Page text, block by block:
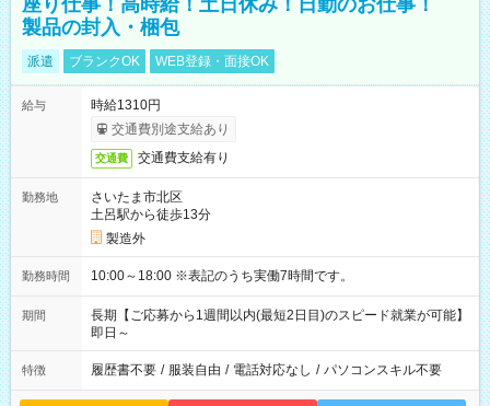
座り仕事！高時給！土日休み！日勤のお仕事！
製品の封入・梱包
派遣 ブランクOK WEB登録・面接OK
給与
時給1310円
交通費別途支給あり
交通費 交通費支給有り
勤務地
さいたま市北区
土呂駅から徒歩13分
製造外
勤務時間 10:00～18:00 ※表記のうち実働7時間です。
期間
長期【ご応募から1週間以内(最短2日目)のスピード就業が可能】
即日～
特徴 履歴書不要 / 服装自由 / 電話対応なし / パソコンスキル不要